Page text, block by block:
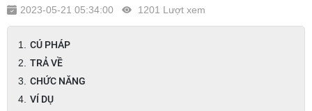
2023-05-21 05:34:00 1201 Lượt xem
CÚ PHÁP
TRẢ VỀ
CHỨC NĂNG
VÍ DỤ